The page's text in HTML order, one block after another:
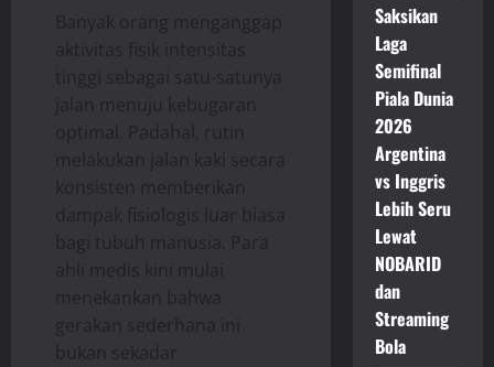
Banyak orang menganggap
aktivitas fisik intensitas
tinggi sebagai satu-satunya
jalan menuju kebugaran
optimal. Padahal, rutin
melakukan jalan kaki secara
konsisten memberikan
dampak fisiologis luar biasa
bagi tubuh manusia. Para
ahli medis kini mulai
menekankan bahwa
gerakan sederhana ini
bukan sekadar
Saksikan
Laga
Semifinal
Piala Dunia
2026
Argentina
vs Inggris
Lebih Seru
Lewat
NOBARID
dan
Streaming
Bola